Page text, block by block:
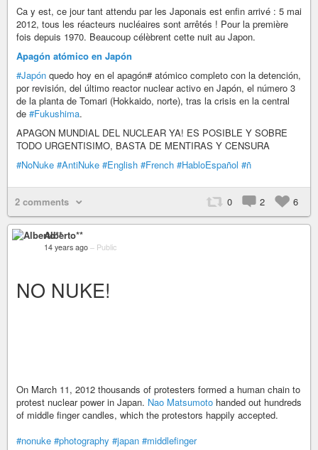
Ca y est, ce jour tant attendu par les Japonais est enfin arrivé : 5 mai
2012, tous les réacteurs nucléaires sont arrêtés ! Pour la première
fois depuis 1970. Beaucoup célèbrent cette nuit au Japon.
Apagón atómico en Japón
#Japón quedo hoy en el apagón# atómico completo con la detención,
por revisión, del último reactor nuclear activo en Japón, el número 3
de la planta de Tomari (Hokkaido, norte), tras la crisis en la central
de #Fukushima.
APAGON MUNDIAL DEL NUCLEAR YA! ES POSIBLE Y SOBRE
TODO URGENTISIMO, BASTA DE MENTIRAS Y CENSURA
#NoNuke #AntiNuke #English #French #HabloEspañol #ñ
2 comments 0 2 6
Alberto**
14 years ago – Public
NO NUKE!
On March 11, 2012 thousands of protesters formed a human chain to
protest nuclear power in Japan. Nao Matsumoto handed out hundreds
of middle finger candles, which the protestors happily accepted.
#nonuke #photography #japan #middlefinger